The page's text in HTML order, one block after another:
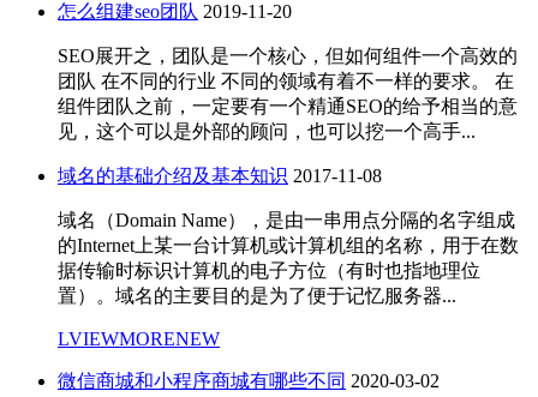
怎么组建seo团队 2019-11-20
SEO展开之，团队是一个核心，但如何组件一个高效的
团队 在不同的行业 不同的领域有着不一样的要求。 在
组件团队之前，一定要有一个精通SEO的给予相当的意
见，这个可以是外部的顾问，也可以挖一个高手...
域名的基础介绍及基本知识 2017-11-08
域名（Domain Name），是由一串用点分隔的名字组成
的Internet上某一台计算机或计算机组的名称，用于在数
据传输时标识计算机的电子方位（有时也指地理位
置）。域名的主要目的是为了便于记忆服务器...
LVIEWMORENEW
微信商城和小程序商城有哪些不同 2020-03-02